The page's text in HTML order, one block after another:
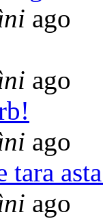
ago
ago
ago
tara
ago